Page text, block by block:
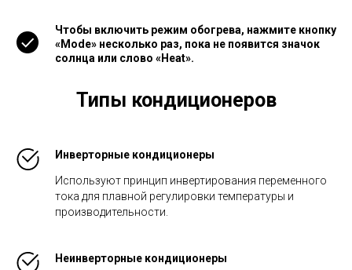
Чтобы включить режим обогрева, нажмите кнопку
«Mode» несколько раз, пока не появится значок
солнца или слово «Heat».
Типы кондиционеров
Инверторные кондиционеры
Используют принцип инвертирования переменного
тока для плавной регулировки температуры и
производительности.
Неинверторные кондиционеры